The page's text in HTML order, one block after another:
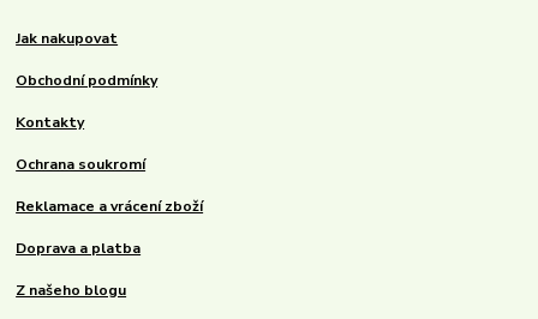
Jak nakupovat
Obchodní podmínky
Kontakty
Ochrana soukromí
Reklamace a vrácení zboží
Doprava a platba
Z našeho blogu